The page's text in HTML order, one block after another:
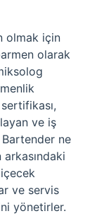
olmak için
olarak
ve iş
Bartender ne
içecek
ve servis
yönetirler.